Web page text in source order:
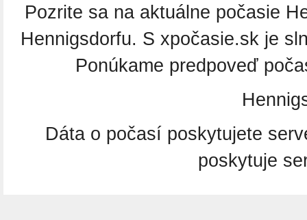
Pozrite sa na aktuálne počasie
Hennigsdorfu. S xpočasie.sk je
Ponúkame predpoveď
Dáta o počasí poskytujete
poskytuje